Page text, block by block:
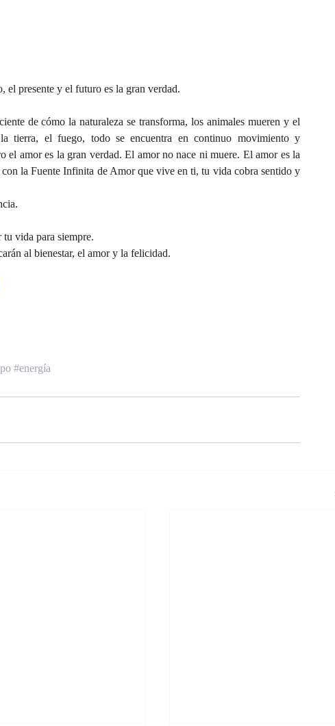
el presente y el futuro es la gran verdad.
de cómo la naturaleza se transforma, los animales mueren y el
tierra, el fuego, todo se encuentra en continuo movimiento y
el amor es la gran verdad. El amor no nace ni muere. El amor es la
la Fuente Infinita de Amor que vive en ti, tu vida cobra sentido y
tu vida para siempre.
al bienestar, el amor y la felicidad.
#energía